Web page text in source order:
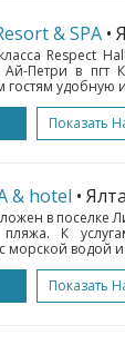
& SPA •
Respect
Петри в пгт
гостям удобную
Показать
& hotel • Ялта
в поселке
К
морской водой
Показать